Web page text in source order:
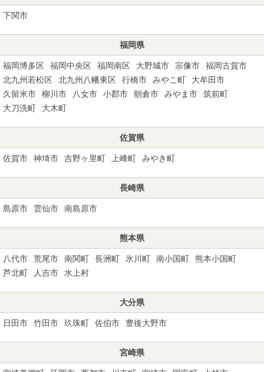
下関市
福岡県
福岡博多区 福岡中央区 福岡南区 大野城市 宗像市
福岡古賀市
北九州若松区
北九州八幡東区 行橋市 みやこ町
大牟田市
久留米市
柳川市 八女市 小郡市 朝倉市 みやま市
筑前町
大刀洗町
大木町
佐賀県
佐賀市 神埼市 吉野ヶ里町 上峰町 みやき町
長崎県
島原市 雲仙市 南島原市
熊本県
八代市 荒尾市 南関町 長洲町 氷川町 南小国町
熊本小国町
芦北町
人吉市 水上村
大分県
日田市 竹田市 玖珠町 佐伯市 豊後大野市
宮崎県